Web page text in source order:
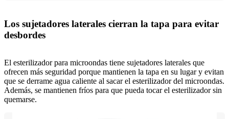
Los sujetadores laterales cierran la tapa para evitar
desbordes
El esterilizador para microondas tiene sujetadores laterales que
ofrecen más seguridad porque mantienen la tapa en su lugar y evitan
que se derrame agua caliente al sacar el esterilizador del microondas.
Además, se mantienen fríos para que pueda tocar el esterilizador sin
quemarse.